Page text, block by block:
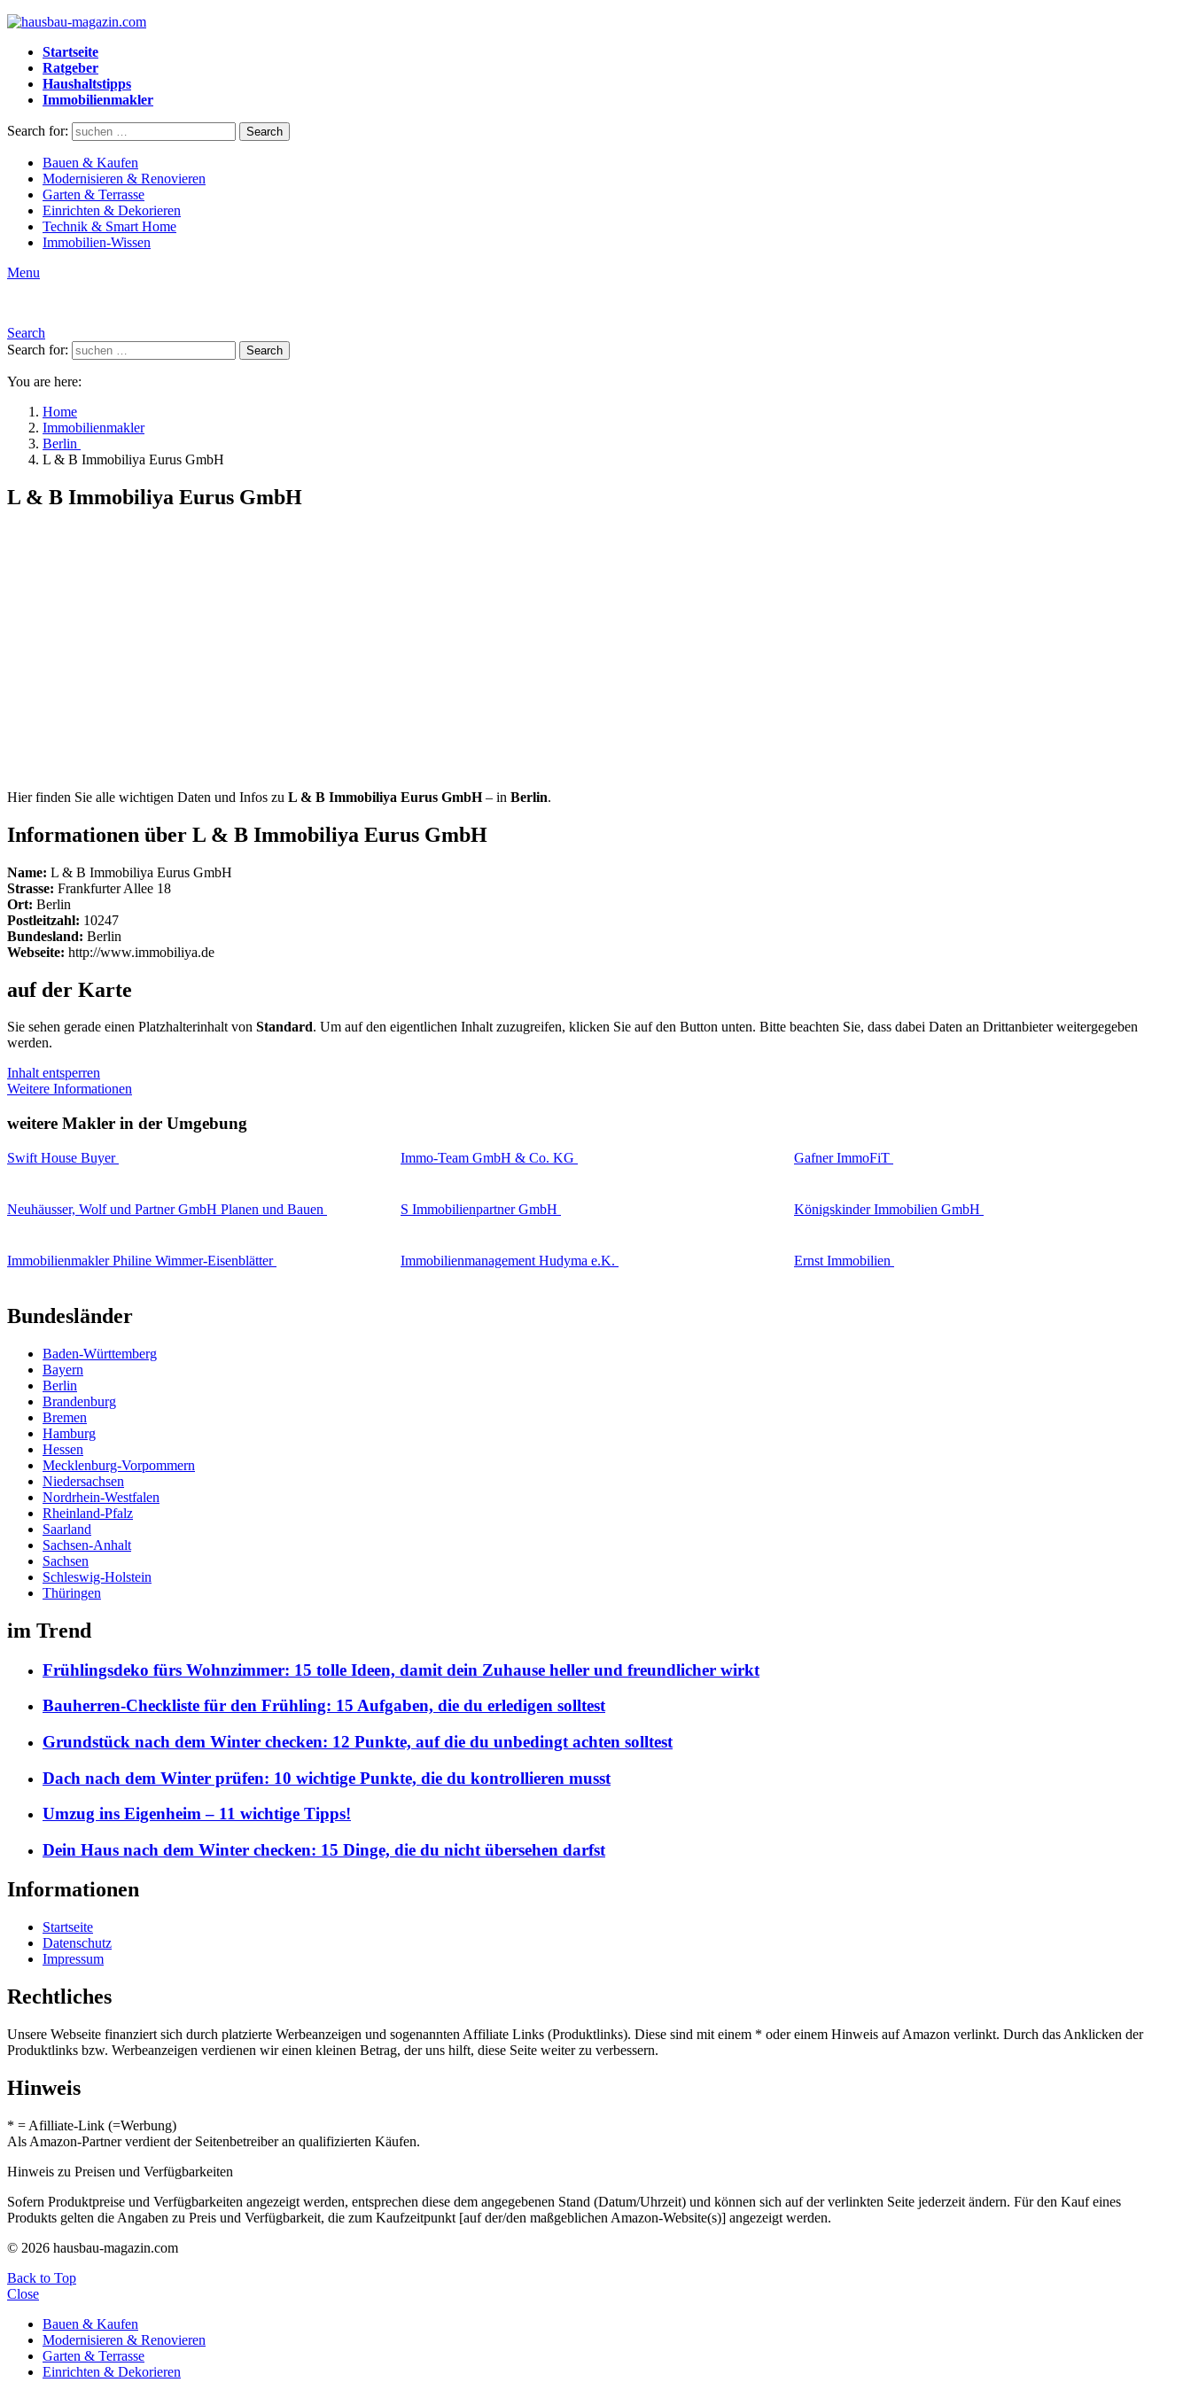
Startseite
Ratgeber
Haushaltstipps
Immobilienmakler
Search for: Search
Bauen & Kaufen
Modernisieren & Renovieren
Garten & Terrasse
Einrichten & Dekorieren
Technik & Smart Home
Immobilien-Wissen
Menu
Search
Search for:
Search
You are here:
Home
Immobilienmakler
Berlin
L & B Immobiliya Eurus GmbH
L & B Immobiliya Eurus GmbH
Hier finden Sie alle wichtigen Daten und Infos zu L & B Immobiliya Eurus GmbH– in Berlin.
Informationen über L & B Immobiliya Eurus GmbH
Name: L & B Immobiliya Eurus GmbH
Strasse: Frankfurter Allee 18
Ort: Berlin
Postleitzahl: 10247
Bundesland: Berlin
Webseite: http://www.immobiliya.de
auf der Karte
Sie sehen gerade einen Platzhalterinhalt von Standard. Um auf den eigentlichen Inhalt zuzugreifen, klicken Sie auf den Button unten. Bitte beachten Sie, dass dabei Daten an Drittanbieter weitergegeben
werden.
Inhalt entsperren
Weitere Informationen
weitere Makler in der Umgebung
Swift House Buyer Immo-Team GmbH & Co. KG Gafner ImmoFiT
Neuhäusser, Wolf und Partner GmbH Planen und Bauen S Immobilienpartner GmbH Königskinder Immobilien GmbH
Immobilienmakler Philine Wimmer-Eisenblätter Immobilienmanagement Hudyma e.K. Ernst Immobilien
Bundesländer
Baden-Württemberg
Bayern
Berlin
Brandenburg
Bremen
Hamburg
Hessen
Mecklenburg-Vorpommern
Niedersachsen
Nordrhein-Westfalen
Rheinland-Pfalz
Saarland
Sachsen-Anhalt
Sachsen
Schleswig-Holstein
Thüringen
im Trend
Frühlingsdeko fürs Wohnzimmer: 15 tolle Ideen, damit dein Zuhause heller und freundlicher wirkt
Bauherren-Checkliste für den Frühling: 15 Aufgaben, die du erledigen solltest
Grundstück nach dem Winter checken: 12 Punkte, auf die du unbedingt achten solltest
Dach nach dem Winter prüfen: 10 wichtige Punkte, die du kontrollieren musst
Umzug ins Eigenheim – 11 wichtige Tipps!
Dein Haus nach dem Winter checken: 15 Dinge, die du nicht übersehen darfst
Informationen
Startseite
Datenschutz
Impressum
Rechtliches
Unsere Webseite finanziert sich durch platzierte Werbeanzeigen und sogenannten Affiliate Links (Produktlinks). Diese sind mit einem * oder einem Hinweis auf Amazon verlinkt. Durch das Anklicken der
Produktlinks bzw. Werbeanzeigen verdienen wir einen kleinen Betrag, der uns hilft, diese Seite weiter zu verbessern.
Hinweis
* = Afilliate-Link (=Werbung)
Als Amazon-Partner verdient der Seitenbetreiber an qualifizierten Käufen.
Hinweis zu Preisen und Verfügbarkeiten
Sofern Produktpreise und Verfügbarkeiten angezeigt werden, entsprechen diese dem angegebenen Stand (Datum/Uhrzeit) und können sich auf der verlinkten Seite jederzeit ändern. Für den Kauf eines
Produkts gelten die Angaben zu Preis und Verfügbarkeit, die zum Kaufzeitpunkt [auf der/den maßgeblichen Amazon-Website(s)] angezeigt werden.
© 2026 hausbau-magazin.com
Back to Top
Close
Bauen & Kaufen
Modernisieren & Renovieren
Garten & Terrasse
Einrichten & Dekorieren